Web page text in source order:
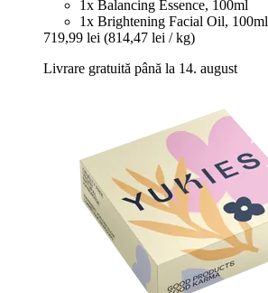
1x Balancing Essence, 100ml
1x Brightening Facial Oil, 100ml
719,99 lei (814,47 lei / kg)
Livrare gratuită până la 14. august